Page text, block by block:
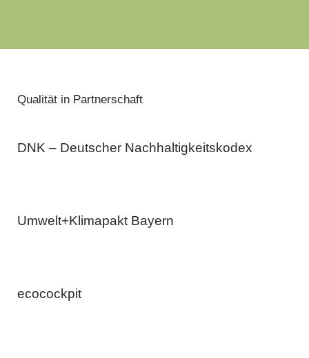
Qualität in Partnerschaft
DNK – Deutscher Nachhaltigkeitskodex
Umwelt+Klimapakt Bayern
ecocockpit